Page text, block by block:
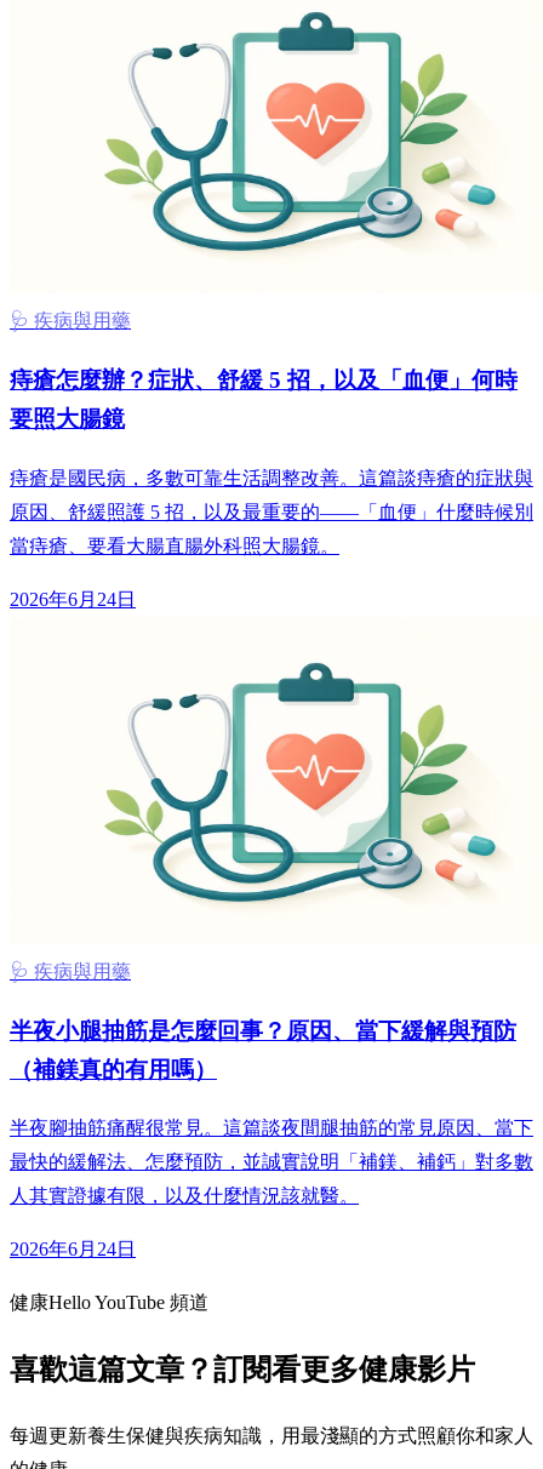
🩺 疾病與用藥
痔瘡怎麼辦？症狀、舒緩 5 招，以及「血便」何時
要照大腸鏡
痔瘡是國民病，多數可靠生活調整改善。這篇談痔瘡的症狀與
原因、舒緩照護 5 招，以及最重要的——「血便」什麼時候別
當痔瘡、要看大腸直腸外科照大腸鏡。
2026年6月24日
🩺 疾病與用藥
半夜小腿抽筋是怎麼回事？原因、當下緩解與預防
（補鎂真的有用嗎）
半夜腳抽筋痛醒很常見。這篇談夜間腿抽筋的常見原因、當下
最快的緩解法、怎麼預防，並誠實說明「補鎂、補鈣」對多數
人其實證據有限，以及什麼情況該就醫。
2026年6月24日
健康Hello YouTube 頻道
喜歡這篇文章？訂閱看更多健康影片
每週更新養生保健與疾病知識，用最淺顯的方式照顧你和家人